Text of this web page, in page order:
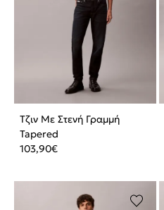
Τζιν Με Στενή Γραμμή
Tapered
103,90€